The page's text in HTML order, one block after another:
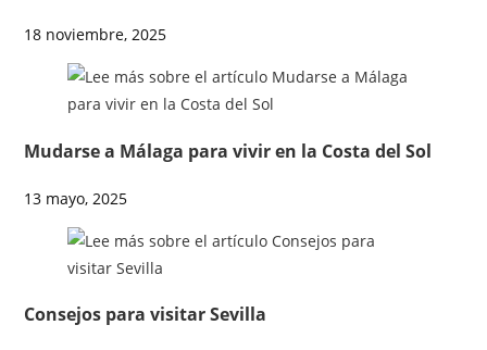
18 noviembre, 2025
Mudarse a Málaga para vivir en la Costa del Sol
13 mayo, 2025
Consejos para visitar Sevilla